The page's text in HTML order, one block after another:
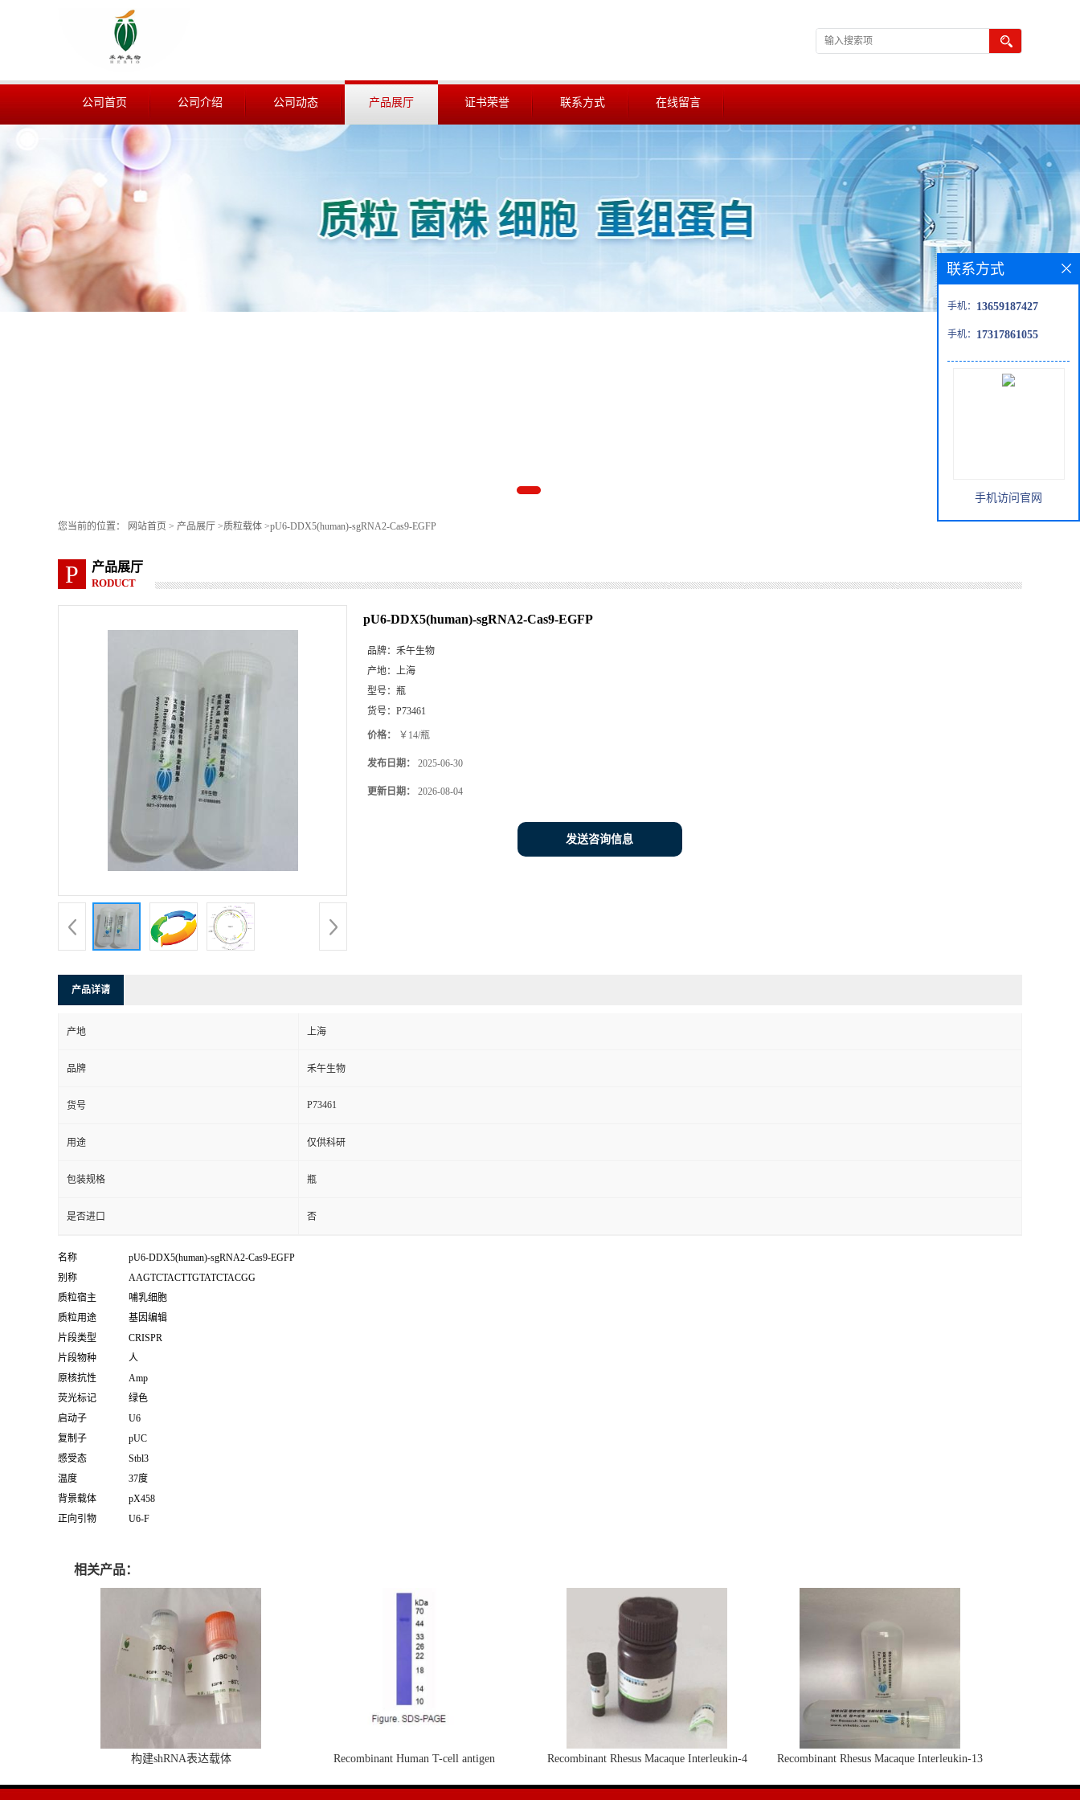
公司首页 公司介绍 公司动态 产品展厅 证书荣誉 联系方式 在线留言
您当前的位置： 网站首页 > 产品展厅 >质粒载体 >pU6-DDX5(human)-sgRNA2-Cas9-EGFP
P 产品展厅
RODUCT
pU6-DDX5(human)-sgRNA2-Cas9-EGFP
品牌： 禾午生物
产地： 上海
型号： 瓶
货号： P73461
价格： ￥14/瓶
发布日期： 2025-06-30
更新日期： 2026-08-04
发送咨询信息
产品详请
产地 上海
品牌 禾午生物
货号 P73461
用途 仅供科研
包装规格 瓶
是否进口 否
名称
pU6-DDX5(human)-sgRNA2-Cas9-EGFP
别称
AAGTCTACTTGTATCTACGG
质粒宿主
哺乳细胞
质粒用途
基因编辑
片段类型
CRISPR
片段物种
人
原核抗性
Amp
荧光标记
绿色
启动子
U6
复制子
pUC
感受态
Stbl3
温度
37度
背景载体
pX458
正向引物
U6-F
相关产品：
构建shRNA表达载体
Recombinant Human T-cell antigen
Recombinant Rhesus Macaque Interleukin-4
Recombinant Rhesus Macaque Interleukin-13
联系方式
手机： 13659187427
手机： 17317861055
手机访问官网